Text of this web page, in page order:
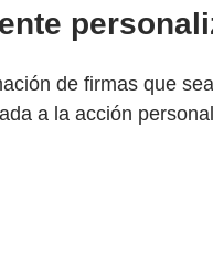
de firmas que
a la acción